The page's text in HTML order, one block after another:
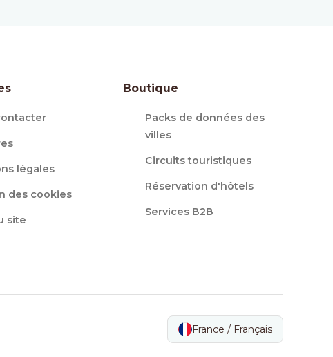
légales
des cookies
site
Boutique
Packs de données des
villes
Circuits touristiques
Réservation d'hôtels
Services B2B
France / Français